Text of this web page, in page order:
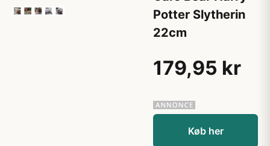
Potter Slytherin
22cm
179,95 kr
Køb her